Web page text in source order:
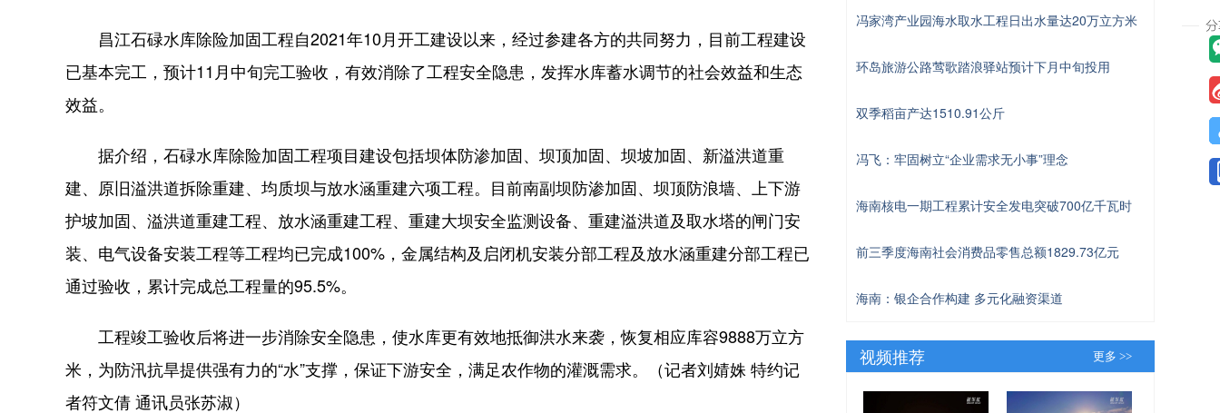
昌江石碌水库除险加固工程自2021年10月开工建设以来，经过参建各方的共同努力，目前工程建设
已基本完工，预计11月中旬完工验收，有效消除了工程安全隐患，发挥水库蓄水调节的社会效益和生态
效益。
据介绍，石碌水库除险加固工程项目建设包括坝体防渗加固、坝顶加固、坝坡加固、新溢洪道重
建、原旧溢洪道拆除重建、均质坝与放水涵重建六项工程。目前南副坝防渗加固、坝顶防浪墙、上下游
护坡加固、溢洪道重建工程、放水涵重建工程、重建大坝安全监测设备、重建溢洪道及取水塔的闸门安
装、电气设备安装工程等工程均已完成100%，金属结构及启闭机安装分部工程及放水涵重建分部工程已
通过验收，累计完成总工程量的95.5%。
工程竣工验收后将进一步消除安全隐患，使水库更有效地抵御洪水来袭，恢复相应库容9888万立方
米，为防汛抗旱提供强有力的“水”支撑，保证下游安全，满足农作物的灌溉需求。（记者刘婧姝 特约记
者符文倩 通讯员张苏淑）
冯家湾产业园海水取水工程日出水量达20万立方米
环岛旅游公路莺歌踏浪驿站预计下月中旬投用
双季稻亩产达1510.91公斤
冯飞：牢固树立“企业需求无小事”理念
海南核电一期工程累计安全发电突破700亿千瓦时
前三季度海南社会消费品零售总额1829.73亿元
海南：银企合作构建 多元化融资渠道
视频推荐 更多 >>